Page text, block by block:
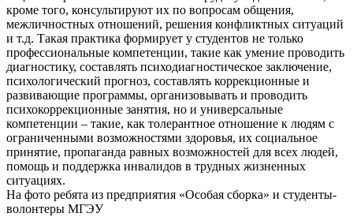
кроме того, консультируют их по вопросам общения,
межличностных отношений, решения конфликтных ситуаций
и т.д. Такая практика формирует у студентов не только
профессиональные компетенции, такие как умение проводить
диагностику, составлять психодиагностическое заключение,
психологический прогноз, составлять коррекционные и
развивающие программы, организовывать и проводить
психокоррекционные занятия, но и универсальные
компетенции – такие, как толерантное отношение к людям с
ограниченными возможностями здоровья, их социальное
принятие, пропаганда равных возможностей для всех людей,
помощь и поддержка инвалидов в трудных жизненных
ситуациях.
На фото ребята из предприятия «Особая сборка» и студенты-
волонтеры МГЭУ